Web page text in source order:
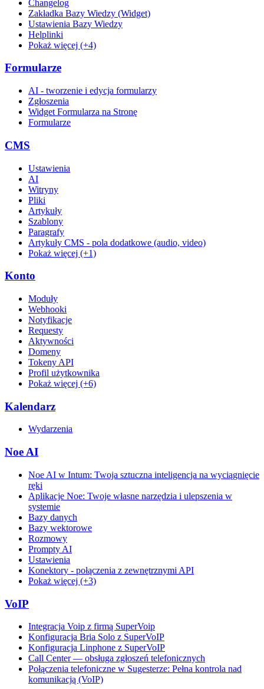
Changelog
Zakładka Bazy Wiedzy (Widget)
Ustawienia Bazy Wiedzy
Helplinki
Pokaż więcej (+4)
Formularze
AI - tworzenie i edycja formularzy
Zgłoszenia
Widget Formularza na Stronę
Formularze
CMS
Ustawienia
AI
Witryny
Pliki
Artykuły
Szablony
Paragrafy
Artykuły CMS - pola dodatkowe (audio, video)
Pokaż więcej (+1)
Konto
Moduły
Webhooki
Notyfikacje
Requesty
Aktywności
Domeny
Tokeny API
Profil użytkownika
Pokaż więcej (+6)
Kalendarz
Wydarzenia
Noe AI
Noe AI w Intum: Twoja sztuczna inteligencja na wyciągnięcie
ręki
Aplikacje Noe: Twoje własne narzędzia i ulepszenia w
systemie
Bazy danych
Bazy wektorowe
Rozmowy
Prompty AI
Ustawienia
Konektory - połączenia z zewnętrznymi API
Pokaż więcej (+3)
VoIP
Integracja Voip z firmą SuperVoip
Konfiguracja Bria Solo z SuperVoIP
Konfiguracja Linphone z SuperVoIP
Call Center — obsługa zgłoszeń telefonicznych
Połączenia telefoniczne w Sugesterze: Pełna kontrola nad
komunikacją (VoIP)